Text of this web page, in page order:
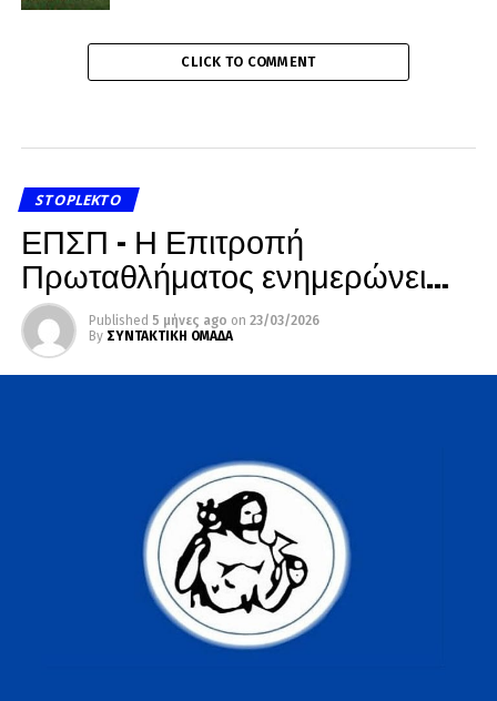
CLICK TO COMMENT
STOPLEKTO
ΕΠΣΠ – Η Επιτροπή
Πρωταθλήματος ενημερώνει…
Published 5 μήνες ago on 23/03/2026
By ΣΥΝΤΑΚΤΙΚΗ ΟΜΑΔΑ